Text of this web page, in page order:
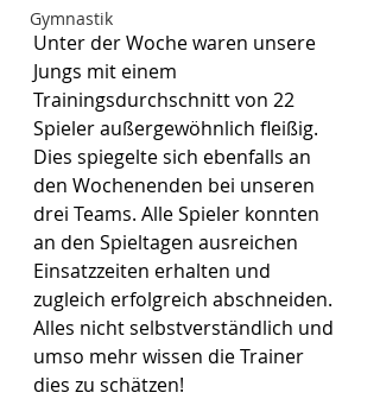
Gymnastik
Unter der Woche waren unsere
Jungs mit einem
Trainingsdurchschnitt von 22
Spieler außergewöhnlich fleißig.
Dies spiegelte sich ebenfalls an
den Wochenenden bei unseren
drei Teams. Alle Spieler konnten
an den Spieltagen ausreichen
Einsatzzeiten erhalten und
zugleich erfolgreich abschneiden.
Alles nicht selbstverständlich und
umso mehr wissen die Trainer
dies zu schätzen!